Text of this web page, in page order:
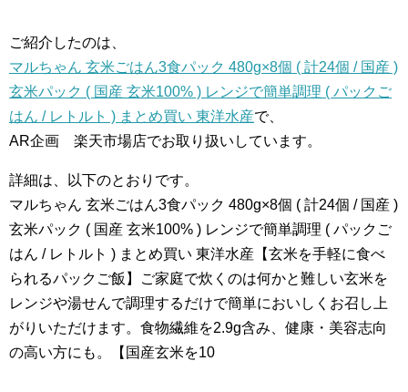
ご紹介したのは、
マルちゃん 玄米ごはん3食パック 480g×8個 ( 計24個 / 国産 )
玄米パック ( 国産 玄米100% ) レンジで簡単調理 ( パックご
はん / レトルト ) まとめ買い 東洋水産で、
AR企画 楽天市場店でお取り扱いしています。
詳細は、以下のとおりです。
マルちゃん 玄米ごはん3食パック 480g×8個 ( 計24個 / 国産 )
玄米パック ( 国産 玄米100% ) レンジで簡単調理 ( パックご
はん / レトルト ) まとめ買い 東洋水産【玄米を手軽に食べ
られるパックご飯】ご家庭で炊くのは何かと難しい玄米を
レンジや湯せんで調理するだけで簡単においしくお召し上
がりいただけます。食物繊維を2.9g含み、健康・美容志向
の高い方にも。【国産玄米を10